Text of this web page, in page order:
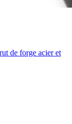
de forge acier et